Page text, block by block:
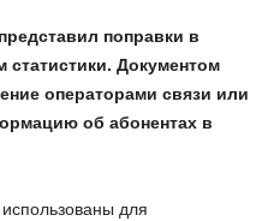
поправки в
статистики. Документом
операторами связи или
об абонентах в
для